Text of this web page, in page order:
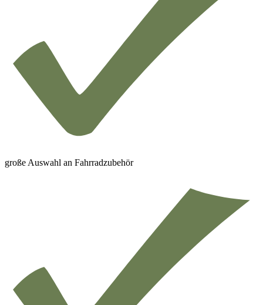
große Auswahl an Fahrradzubehör